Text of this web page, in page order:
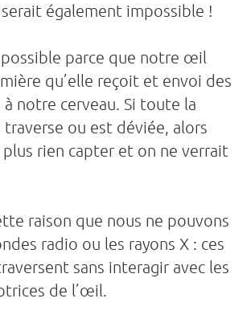
également impossible !
parce que notre œil
qu’elle reçoit et envoi des
notre cerveau. Si toute la
ou est déviée, alors
rien capter et on ne verrait
raison que nous ne pouvons
radio ou les rayons X : ces
sans interagir avec les
de l’œil.